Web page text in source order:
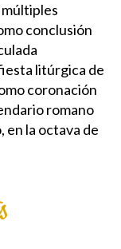
conclusión
litúrgica de
coronación
romano
en la octava de